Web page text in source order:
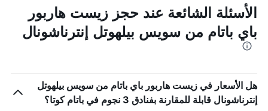
الأسئلة الشائعة عند حجز زيست هاربور
باي باتام من سويس بيلهوتل إنترناشونال
هل الأسعار في زيست هاربور باي باتام من سويس بيلهوتل
إنترناشونال قابلة للمقارنة بفنادق 3 نجوم في باتام كوتا؟